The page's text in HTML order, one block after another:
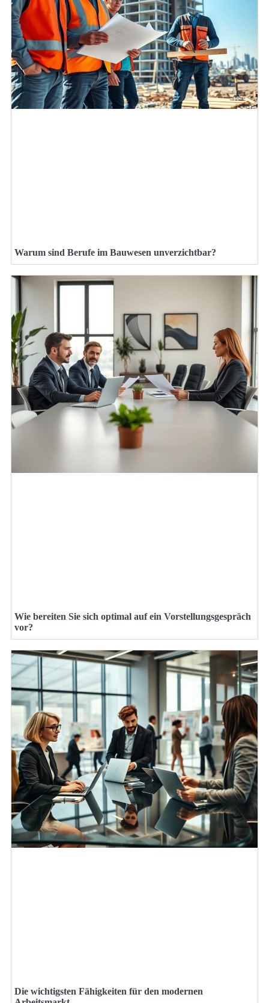
Warum sind Berufe im Bauwesen unverzichtbar?
Wie bereiten Sie sich optimal auf ein Vorstellungsgespräch
vor?
Die wichtigsten Fähigkeiten für den modernen